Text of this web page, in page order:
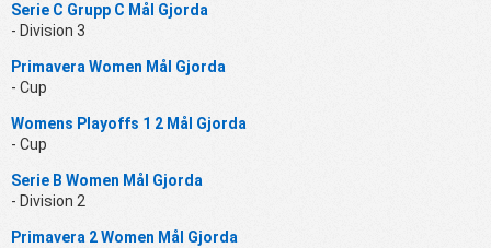
Serie C Grupp C Mål Gjorda
- Division 3
Primavera Women Mål Gjorda
- Cup
Womens Playoffs 1 2 Mål Gjorda
- Cup
Serie B Women Mål Gjorda
- Division 2
Primavera 2 Women Mål Gjorda